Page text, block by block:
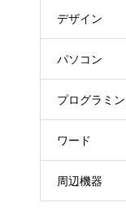
デザイン
パソコン
プログラミ
ワード
周辺機器